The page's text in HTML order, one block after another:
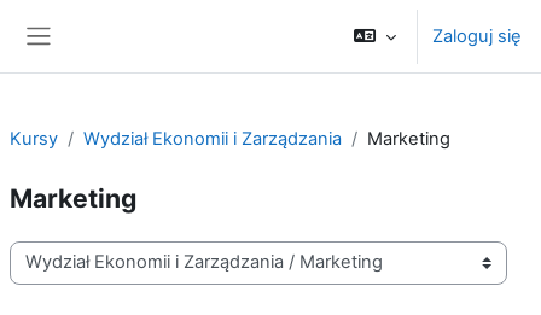
Zaloguj się
Kursy Wydział Ekonomii i Zarządzania Marketing
Marketing
Kategorie kursów